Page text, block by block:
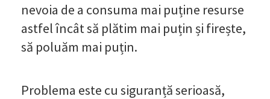
nevoia de a consuma mai puține resurse
astfel încât să plătim mai puțin și firește,
să poluăm mai puțin.
Problema este cu siguranță serioasă,